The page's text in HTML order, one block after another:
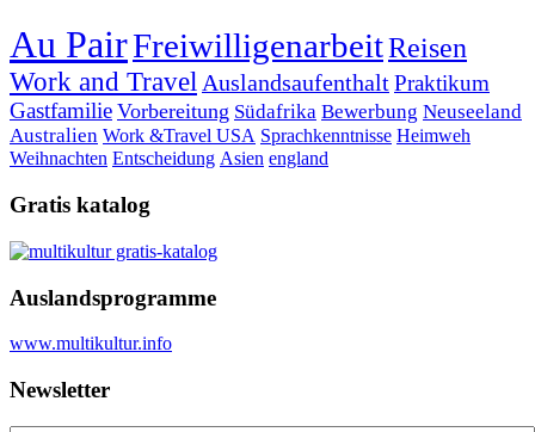
Au PairFreiwilligenarbeitReisen
Work and Travel AuslandsaufenthaltPraktikum
Gastfamilie Vorbereitung Südafrika Bewerbung Neuseeland
Australien Work &Travel USA Sprachkenntnisse Heimweh
Weihnachten Entscheidung Asien england
Gratis katalog
Auslandsprogramme
www.multikultur.info
Newsletter